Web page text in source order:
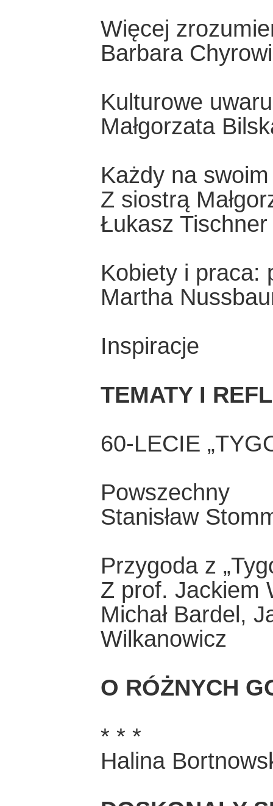
Więcej
Barbara
Kulturowe
Małgorzata
Każdy na
Z siostrą
Łukasz Tischner
Kobiety i praca:
Martha
Inspiracje
TEMATY I
60-LECIE
Powszechny
Stanisław
Przygoda z
Z prof. Jackiem
Michał Bardel,
Wilkanowicz
O RÓŻNYCH
* * *
Halina